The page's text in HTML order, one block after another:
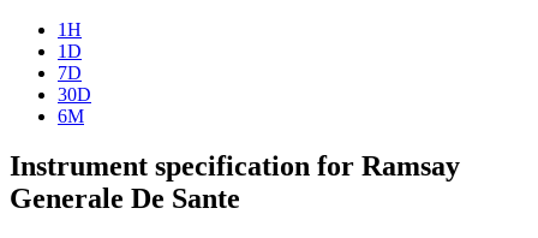
1H
1D
7D
30D
6M
Instrument specification for Ramsay
Generale De Sante